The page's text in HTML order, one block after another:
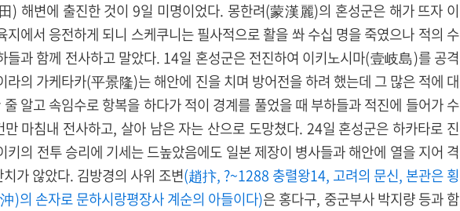
) 해변에 출진한 것이 9일 미명이었다. 몽한려(蒙漢麗)의 혼성군은 해가 뜨자 이
지에서 응전하게 되니 스케쿠니는 필사적으로 활을 쏴 수십 명을 죽였으나 적의 수
들과 함께 전사하고 말았다. 14일 혼성군은 전진하여 이키노시마(壹岐島)를 공격
라의 가케타카(平景隆)는 해안에 진을 치며 방어전을 하려 했는데 그 많은 적에 대
알고 속임수로 항복을 하다가 적이 경계를 풀었을 때 부하들과 적진에 들어가 수
만 마침내 전사하고, 살아 남은 자는 산으로 도망쳤다. 24일 혼성군은 하카타로 진
키의 전투 승리에 기세는 드높았음에도 일본 제장이 병사들과 해안에 열을 지어 격
가 않았다. 김방경의 사위 조변(趙抃, ?~1288 충렬왕14, 고려의 문신, 본관은 횡
)의 손자로 문하시랑평장사 계순의 아들이다)은 홍다구, 중군부사 박지량 등과 함